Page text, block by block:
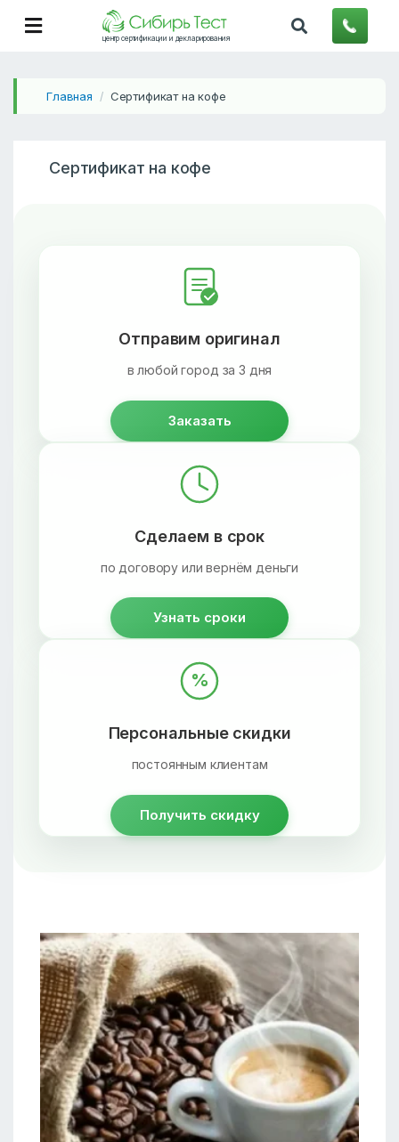
центр сертификации и декларирования
Главная / Сертификат на кофе
Сертификат на кофе
Отправим оригинал
в любой город за 3 дня
Заказать
Сделаем в срок
по договору или вернём деньги
Узнать сроки
%
Персональные скидки
постоянным клиентам
Получить скидку